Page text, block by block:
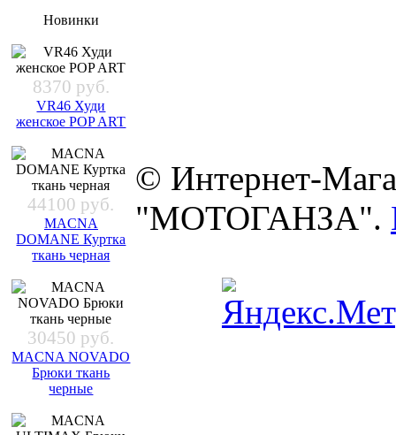
Новинки
8370 руб.
VR46 Худи
женское POP ART
44100 руб.
MACNA
DOMANE Куртка
ткань черная
30450 руб.
MACNA NOVADO
Брюки ткань
черные
© Интернет-
"МОТОГАНЗА".